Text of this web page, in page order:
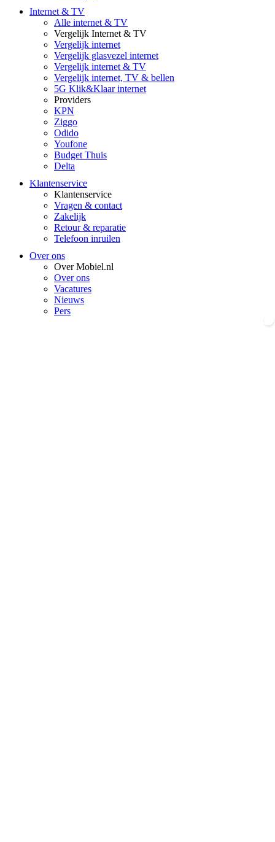
Internet & TV
Alle internet & TV
Vergelijk Internet & TV
Vergelijk internet
Vergelijk glasvezel internet
Vergelijk internet & TV
Vergelijk internet, TV & bellen
5G Klik&Klaar internet
Providers
KPN
Ziggo
Odido
Youfone
Budget Thuis
Delta
Klantenservice
Klantenservice
Vragen & contact
Zakelijk
Retour & reparatie
Telefoon inruilen
Over ons
Over Mobiel.nl
Over ons
Vacatures
Nieuws
Pers